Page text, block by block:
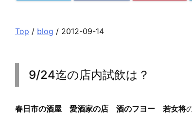
Top / blog / 2012-09-14
9/24迄の店内試飲は？
春日市の酒屋 愛酒家の店 酒のフヨー 若女将